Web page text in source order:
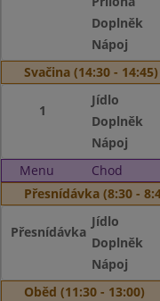
Doplněk
Nápoj
Svačina (14:30 - 14:45)
1
Jídlo
Doplněk
Nápoj
Menu
Chod
Přesnídávka (8:30 -
Přesnídávka
Jídlo
Doplněk
Nápoj
Oběd (11:30 - 13:00)